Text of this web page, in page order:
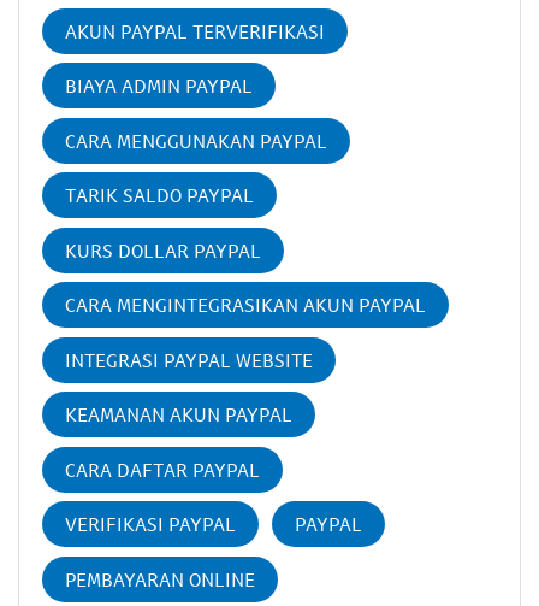
AKUN PAYPAL TERVERIFIKASI
BIAYA ADMIN PAYPAL
CARA MENGGUNAKAN PAYPAL
TARIK SALDO PAYPAL
KURS DOLLAR PAYPAL
CARA MENGINTEGRASIKAN AKUN PAYPAL
INTEGRASI PAYPAL WEBSITE
KEAMANAN AKUN PAYPAL
CARA DAFTAR PAYPAL
VERIFIKASI PAYPAL PAYPAL
PEMBAYARAN ONLINE